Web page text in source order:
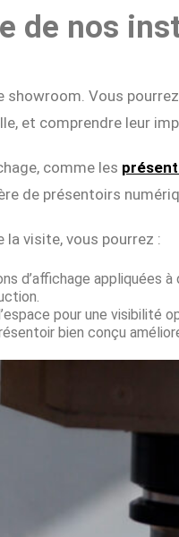
de nos
showroom. Vous
et comprendre leur
comme les
de présentoirs
visite, vous pourrez :
d’affichage appliquées
pour une visibilité
bien conçu